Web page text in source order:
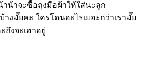
น้าจะซื้อถุงมือผ้าให้ใส่นะลูก
างมั๊ยคะ ใครโดนอะไรเยอะกว่าเรามั๊ย
ถึงจะเอาอยู่